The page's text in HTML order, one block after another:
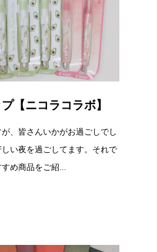
【ニコラコラボ】
、皆さんいかがお過ごしでし
い夜を過ごしてます。それで
め商品をご紹...